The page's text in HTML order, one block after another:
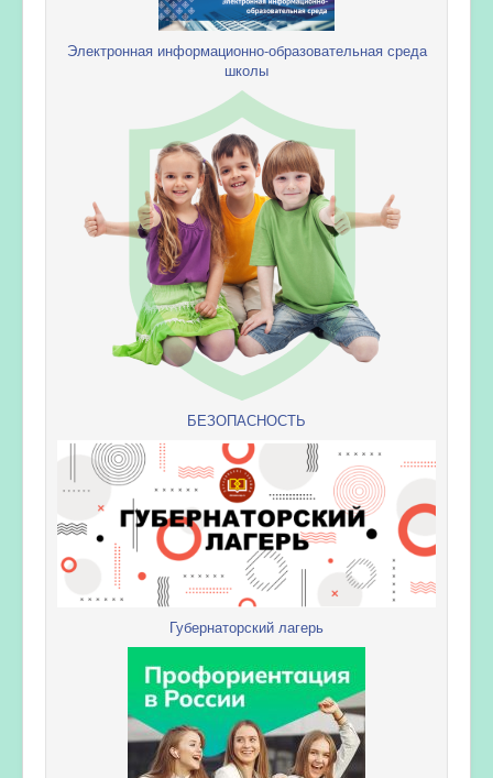
Электронная информационно-образовательная среда
школы
БЕЗОПАСНОСТЬ
Губернаторский лагерь